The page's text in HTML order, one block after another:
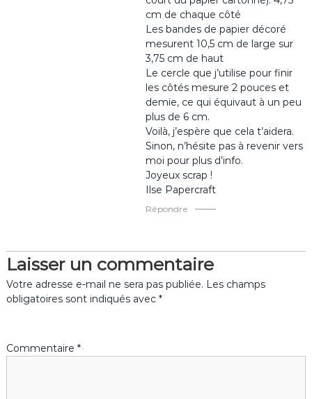
cm de chaque côté
Les bandes de papier décoré
mesurent 10,5 cm de large sur
3,75 cm de haut
Le cercle que j’utilise pour finir
les côtés mesure 2 pouces et
demie, ce qui équivaut à un peu
plus de 6 cm.
Voilà, j’espère que cela t’aidera.
Sinon, n’hésite pas à revenir vers
moi pour plus d’info.
Joyeux scrap !
Ilse Papercraft
Répondre
Laisser un commentaire
Votre adresse e-mail ne sera pas publiée. Les champs
obligatoires sont indiqués avec *
Commentaire *